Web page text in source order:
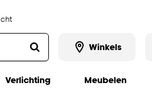
Winkels
Verlichting Meubelen